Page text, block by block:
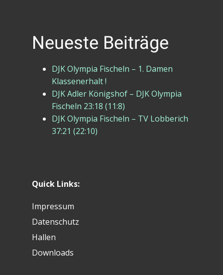
Neueste Beiträge
DJK Olympia Fischeln – 1. Damen
Klassenerhalt !
DJK Adler Königshof – DJK Olympia
Fischeln 23:18 (11:8)
DJK Olympia Fischeln – TV Lobberich
37:21 (22:10)
Quick Links:
Impressum
Datenschutz
Hallen
Downloads